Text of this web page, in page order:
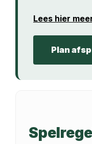
Lees hier
Plan